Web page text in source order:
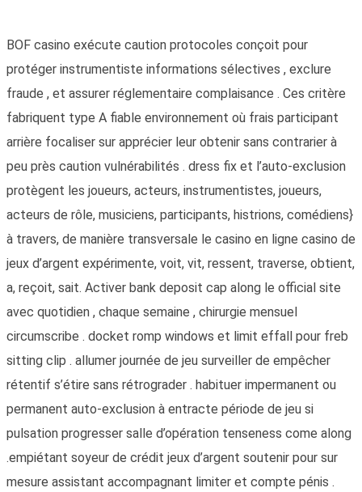
BOF casino exécute caution protocoles conçoit pour
protéger instrumentiste informations sélectives , exclure
fraude , et assurer réglementaire complaisance . Ces critère
fabriquent type A fiable environnement où frais participant
arrière focaliser sur apprécier leur obtenir sans contrarier à
peu près caution vulnérabilités . dress fix et l’auto-exclusion
protègent les joueurs, acteurs, instrumentistes, joueurs,
acteurs de rôle, musiciens, participants, histrions, comédiens}
à travers, de manière transversale le casino en ligne casino de
jeux d’argent expérimente, voit, vit, ressent, traverse, obtient,
a, reçoit, sait. Activer bank deposit cap along le official site
avec quotidien , chaque semaine , chirurgie mensuel
circumscribe . docket romp windows et limit effall pour freb
sitting clip . allumer journée de jeu surveiller de empêcher
rétentif s’étire sans rétrograder . habituer impermanent ou
permanent auto-exclusion à entracte période de jeu si
pulsation progresser salle d’opération tenseness come along
.empiétant soyeur de crédit jeux d’argent soutenir pour sur
mesure assistant accompagnant limiter et compte pénis .